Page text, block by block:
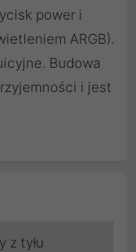
power i
ARGB).
Budowa
i jest
z tyłu